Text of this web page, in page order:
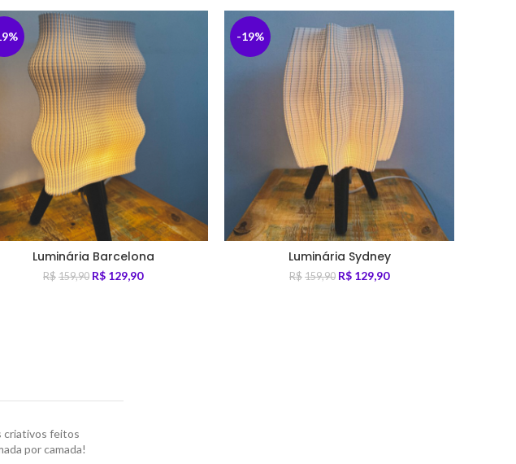
Luminária Barcelona
R$ 159,90 R$ 129,90
-19%
Luminária Sydney
R$ 159,90 R$ 129,90
criativos feitos
por camada!